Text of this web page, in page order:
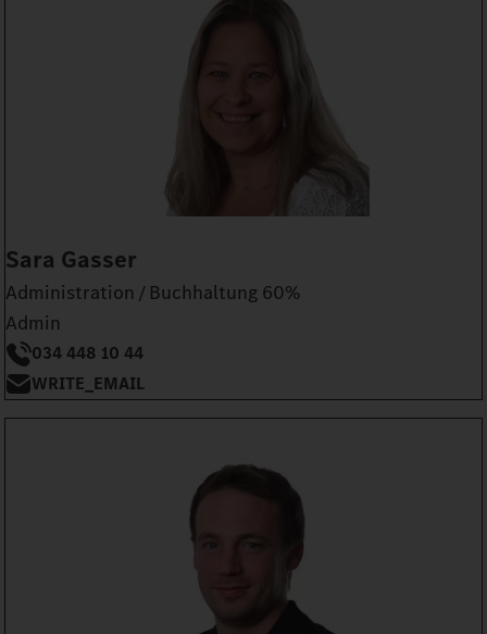
Sara Gasser
Administration / Buchhaltung 60%
Admin
034 448 10 44
WRITE_EMAIL